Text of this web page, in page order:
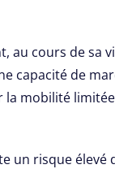
au cours de
capacité de
mobilité
un risque